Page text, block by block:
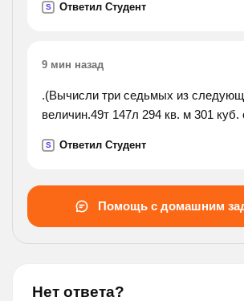
S Ответил Студент
9 мин назад
.(Вычисли три седьмых из
величин.49т 147л 294 кв. м 301 куб.
S Ответил Студент
Помощь с домашним
Нет ответа?